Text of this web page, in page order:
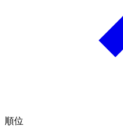
順位